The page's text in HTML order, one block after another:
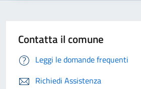
Contatta il comune
Leggi le domande frequenti
Richiedi Assistenza